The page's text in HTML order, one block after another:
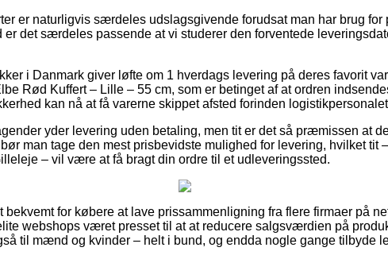
er naturligvis særdeles udslagsgivende forudsat man har brug for
er det særdeles passende at vi studerer den forventede
i Danmark giver løfte om 1 hverdags levering på deres favorit
Rød Kuffert – Lille – 55 cm, som er betinget af at ordren
kan nå at få varerne skippet afsted forinden
yder levering uden betaling, men tit er det så præmissen at
man tage den mest prisbevidste mulighed for levering, hvilket tit
– vil være at få bragt din ordre til et udleveringssted.
bekvemt for købere at lave prissammenligning fra flere firmaer på
webshops været presset til at at reducere salgsværdien på
til mænd og kvinder – helt i bund, og endda nogle gange tilbyde